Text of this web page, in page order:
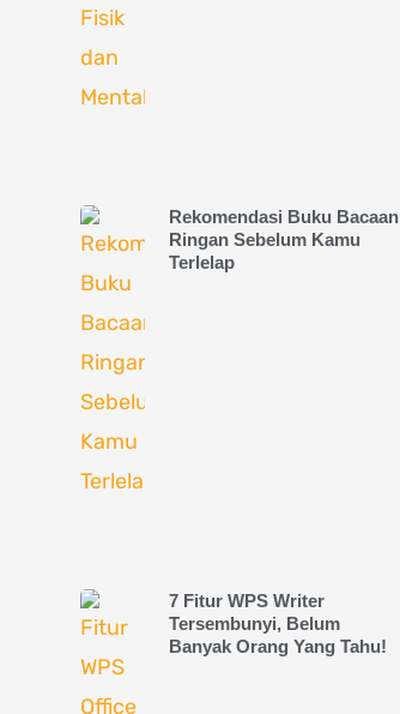
Rekomendasi Buku Bacaan
Ringan Sebelum Kamu
Terlelap
7 Fitur WPS Writer
Tersembunyi, Belum
Banyak Orang Yang Tahu!